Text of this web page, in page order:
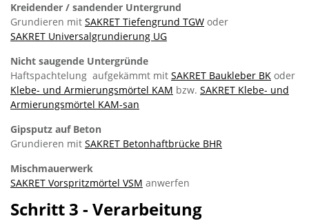
Kreidender / sandender Untergrund
Grundieren mit SAKRET Tiefengrund TGW oder
SAKRET Universalgrundierung UG
Nicht saugende Untergründe
Haftspachtelung aufgekämmt mit SAKRET Baukleber BK oder
Klebe- und Armierungsmörtel KAM bzw. SAKRET Klebe- und
Armierungsmörtel KAM-san
Gipsputz auf Beton
Grundieren mit SAKRET Betonhaftbrücke BHR
Mischmauerwerk
SAKRET Vorspritzmörtel VSM anwerfen
Schritt 3 - Verarbeitung